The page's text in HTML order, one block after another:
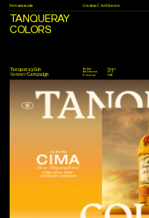
TANQUERAY
COLORS
Tanqueray Gin
Summer Campaign
My Role:
Art Direction
& Concept
Diageo
DPZ
2023
Creative Art Director
&
Fernanda Leite